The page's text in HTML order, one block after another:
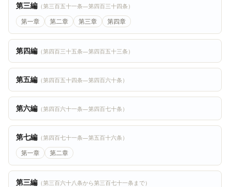
第三編 （第三百五十一条―第四百三十四条）
第一章 第二章 第三章 第四章
第四編 （第四百三十五条―第四百五十三条）
第五編 （第四百五十四条―第四百六十条）
第六編 （第四百六十一条―第四百七十条）
第七編 （第四百七十一条―第五百十六条）
第一章 第二章
第三編 （第三百六十八条から第三百七十一条まで）